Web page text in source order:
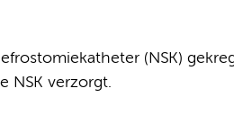
(NSK)
NSK verzorgt.